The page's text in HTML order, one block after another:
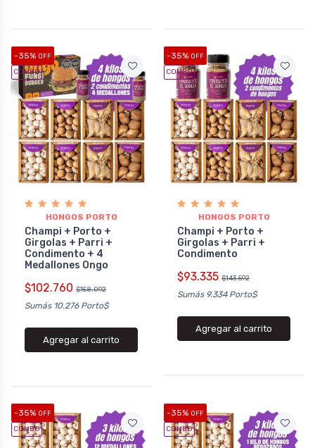
-35% OFF
COMBO
HONGOS PORTO
Champi + Porto +
Girgolas + Parri +
Condimento + 4
Medallones Ongo
$102.760 $158.092
Sumás 10.276 Porto$
Agregar al carrito
-35% OFF
COMBO
HONGOS PORTO
Champi + Porto +
Girgolas + Parri +
Condimento
$93.335 $143.592
Sumás 9.334 Porto$
Agregar al carrito
-35% OFF
COMBO
-35% OFF
COMBO